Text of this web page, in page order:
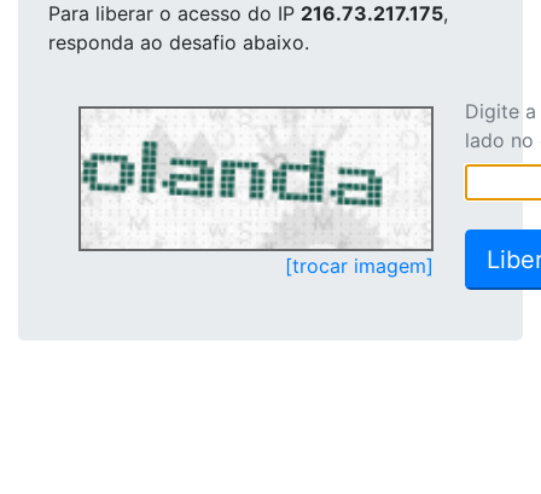
Para liberar o acesso do IP 216.73.217.175,
responda ao desafio abaixo.
[trocar imagem]
Digite
lado no